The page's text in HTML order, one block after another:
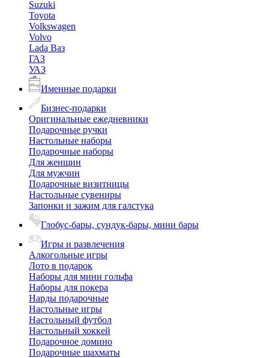
Suzuki
Toyota
Volkswagen
Volvo
Lada Ваз
ГАЗ
УАЗ
Именные подарки
Бизнес-подарки
Оригинальные ежедневники
Подарочные ручки
Настольные наборы
Подарочные наборы
Для женщин
Для мужчин
Подарочные визитницы
Настольные сувениры
Запонки и зажим для галстука
Глобус-бары, сундук-бары, мини бары
Игры и развлечения
Алкогольные игры
Лото в подарок
Наборы для мини гольфа
Наборы для покера
Нарды подарочные
Настольные игры
Настольный футбол
Настольный хоккей
Подарочное домино
Подарочные шахматы